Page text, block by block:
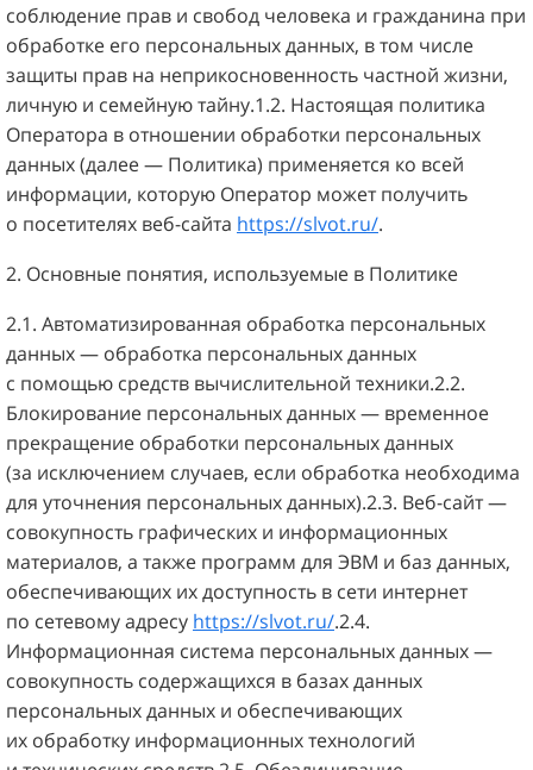
соблюдение прав и свобод человека и гражданина при
обработке его персональных данных, в том числе
защиты прав на неприкосновенность частной жизни,
личную и семейную тайну.1.2. Настоящая политика
Оператора в отношении обработки персональных
данных (далее — Политика) применяется ко всей
информации, которую Оператор может получить
о посетителях веб-сайта https://slvot.ru/.
2. Основные понятия, используемые в Политике
2.1. Автоматизированная обработка персональных
данных — обработка персональных данных
с помощью средств вычислительной техники.2.2.
Блокирование персональных данных — временное
прекращение обработки персональных данных
(за исключением случаев, если обработка необходима
для уточнения персональных данных).2.3. Веб-сайт —
совокупность графических и информационных
материалов, а также программ для ЭВМ и баз данных,
обеспечивающих их доступность в сети интернет
по сетевому адресу https://slvot.ru/.2.4.
Информационная система персональных данных —
совокупность содержащихся в базах данных
персональных данных и обеспечивающих
их обработку информационных технологий